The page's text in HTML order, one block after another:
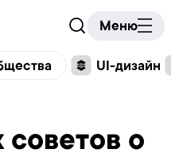
Меню
UI-дизайн
советов о